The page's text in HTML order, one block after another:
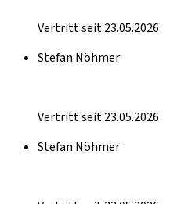
Vertritt seit 23.05.2026
Stefan Nöhmer
Vertritt seit 23.05.2026
Stefan Nöhmer